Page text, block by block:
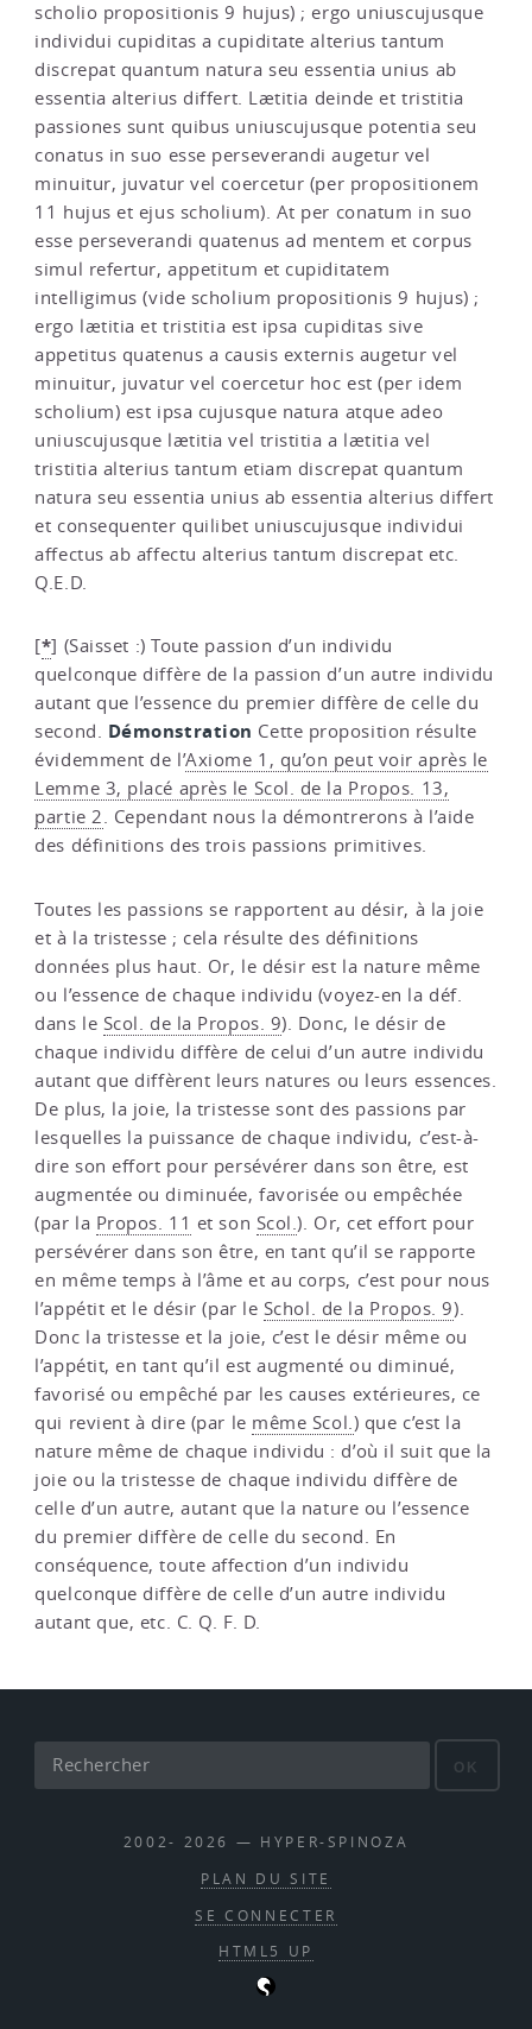
scholio propositionis 9 hujus) ; ergo uniuscujusque
individui cupiditas a cupiditate alterius tantum
discrepat quantum natura seu essentia unius ab
essentia alterius differt. Lætitia deinde et tristitia
passiones sunt quibus uniuscujusque potentia seu
conatus in suo esse perseverandi augetur vel
minuitur, juvatur vel coercetur (per propositionem
11 hujus et ejus scholium). At per conatum in suo
esse perseverandi quatenus ad mentem et corpus
simul refertur, appetitum et cupiditatem
intelligimus (vide scholium propositionis 9 hujus) ;
ergo lætitia et tristitia est ipsa cupiditas sive
appetitus quatenus a causis externis augetur vel
minuitur, juvatur vel coercetur hoc est (per idem
scholium) est ipsa cujusque natura atque adeo
uniuscujusque lætitia vel tristitia a lætitia vel
tristitia alterius tantum etiam discrepat quantum
natura seu essentia unius ab essentia alterius differt
et consequenter quilibet uniuscujusque individui
affectus ab affectu alterius tantum discrepat etc.
Q.E.D.
[*] (Saisset :) Toute passion d’un individu
quelconque diffère de la passion d’un autre individu
autant que l’essence du premier diffère de celle du
second. Démonstration Cette proposition résulte
évidemment de l’Axiome 1, qu’on peut voir après le
Lemme 3, placé après le Scol. de la Propos. 13,
partie 2. Cependant nous la démontrerons à l’aide
des définitions des trois passions primitives.
Toutes les passions se rapportent au désir, à la joie
et à la tristesse ; cela résulte des définitions
données plus haut. Or, le désir est la nature même
ou l’essence de chaque individu (voyez-en la déf.
dans le Scol. de la Propos. 9). Donc, le désir de
chaque individu diffère de celui d’un autre individu
autant que diffèrent leurs natures ou leurs essences.
De plus, la joie, la tristesse sont des passions par
lesquelles la puissance de chaque individu, c’est-à-
dire son effort pour persévérer dans son être, est
augmentée ou diminuée, favorisée ou empêchée
(par la Propos. 11 et son Scol.). Or, cet effort pour
persévérer dans son être, en tant qu’il se rapporte
en même temps à l’âme et au corps, c’est pour nous
l’appétit et le désir (par le Schol. de la Propos. 9).
Donc la tristesse et la joie, c’est le désir même ou
l’appétit, en tant qu’il est augmenté ou diminué,
favorisé ou empêché par les causes extérieures, ce
qui revient à dire (par le même Scol. ) que c’est la
nature même de chaque individu : d’où il suit que la
joie ou la tristesse de chaque individu diffère de
celle d’un autre, autant que la nature ou l’essence
du premier diffère de celle du second. En
conséquence, toute affection d’un individu
quelconque diffère de celle d’un autre individu
autant que, etc. C. Q. F. D.
OK
2002- 2026 — HYPER-SPINOZA
PLAN DU SITE
SE CONNECTER
HTML5 UP